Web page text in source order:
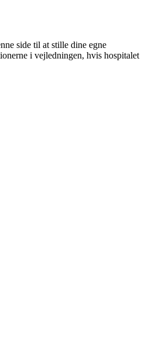
side til at stille dine egne
i vejledningen, hvis hospitalet